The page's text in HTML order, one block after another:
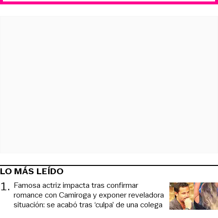
LO MÁS LEÍDO
1. Famosa actriz impacta tras confirmar
romance con Camiroga y exponer reveladora
situación: se acabó tras ‘culpa’ de una colega